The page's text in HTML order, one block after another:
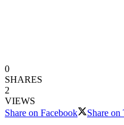
0
SHARES
2
VIEWS
Share on Facebook
Share